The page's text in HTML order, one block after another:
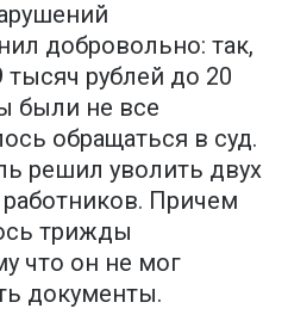
добровольно: так,
рублей до 20
были не все
обращаться в суд.
решил уволить двух
Причем
трижды
что он не мог
документы.